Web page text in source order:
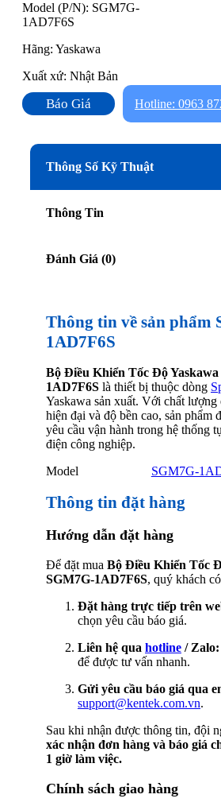
Model (P/N): SGM7G-
1AD7F6S
Hãng: Yaskawa
Xuất xứ: Nhật Bản
Báo Giá Hotline: 0963
Thông Số Kỹ Thuật
Thông Tin
Đánh Giá (0)
Thông tin về sản phẩm
1AD7F6S
Bộ Điều Khiển Tốc Độ
1AD7F6S là thiết bị thuộc dòng
Yaskawa sản xuất. Với chất
hiện đại và độ bền cao, sản phẩm
yêu cầu vận hành trong hệ thống
điện công nghiệp.
Model
SGM7G-
Thông tin đặt hàng
Hướng dẫn đặt hàng
Để đặt mua Bộ Điều Khiển Tốc
SGM7G-1AD7F6S, quý khách
Đặt hàng trực tiếp trên
chọn yêu cầu báo giá.
Liên hệ qua hotline / Zalo:
để được tư vấn nhanh.
Gửi yêu cầu báo giá qua
support@kentek.com.vn.
Sau khi nhận được thông tin, đội
xác nhận đơn hàng và báo giá
1 giờ làm việc.
Chính sách giao hàng